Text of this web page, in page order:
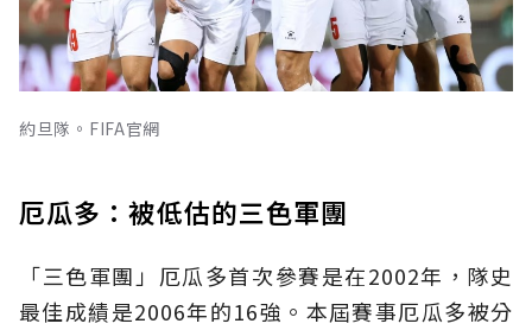
約旦隊。FIFA官網
厄瓜多：被低估的三色軍團
「三色軍團」厄瓜多首次參賽是在2002年，隊史
最佳成績是2006年的16強。本屆賽事厄瓜多被分